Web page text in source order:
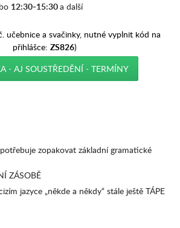
12:30-15:30a další
učebnice a svačinky, nutné vyplnit kód na
přihlášce: ZS826)
- AJ SOUSTŘEDĚNÍ - TERMÍNY
_
zopakovat základní gramatické
ZÁSOBĚ
jazyce „někde a někdy“ stále ještě TÁPE